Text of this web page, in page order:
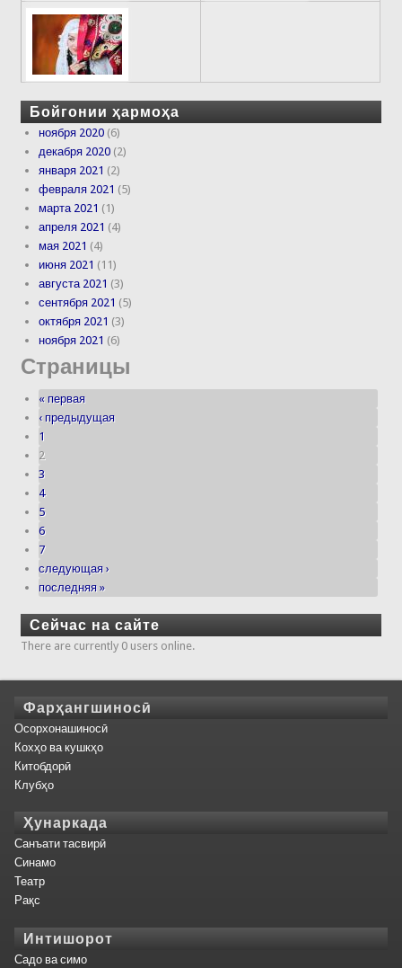
Бойгонии ҳармоҳа
ноября 2020 (6)
декабря 2020 (2)
января 2021 (2)
февраля 2021 (5)
марта 2021 (1)
апреля 2021 (4)
мая 2021 (4)
июня 2021 (11)
августа 2021 (3)
сентября 2021 (5)
октября 2021 (3)
ноября 2021 (6)
Страницы
« первая
‹ предыдущая
1
2
3
4
5
6
7
следующая ›
последняя »
Сейчас на сайте
There are currently 0 users online.
Фарҳангшиносӣ
Осорхонашиносӣ
Кохҳо ва кушкҳо
Китобдорӣ
Клубҳо
Ҳунаркада
Санъати тасвирӣ
Синамо
Театр
Рақс
Интишорот
Садо ва симо